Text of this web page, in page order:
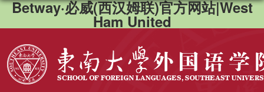
Betway·必威(西汉姆联)官方网站|West
Ham United